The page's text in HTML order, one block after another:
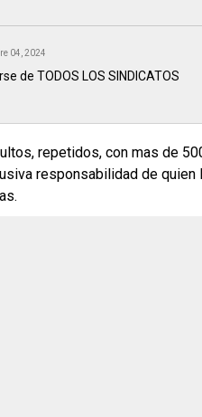
04, 2024
de TODOS LOS SINDICATOS
repetidos, con mas de
responsabilidad de